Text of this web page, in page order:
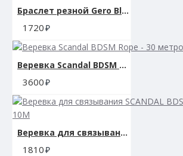
Браслет резной Gero Black 7713rebelts
1720
Веревка Scandal BDSM Rope - 30 метров
3600
Веревка для связывания SCANDAL BDSM ROPE 10M
1810